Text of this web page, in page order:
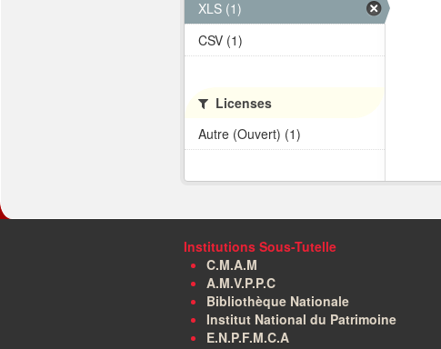
XLS (1)
CSV (1)
Licenses
Autre (Ouvert) (1)
Institutions Sous-Tutelle
C.M.A.M
A.M.V.P.P.C
Bibliothèque Nationale
Institut National du Patrimoine
E.N.P.F.M.C.A